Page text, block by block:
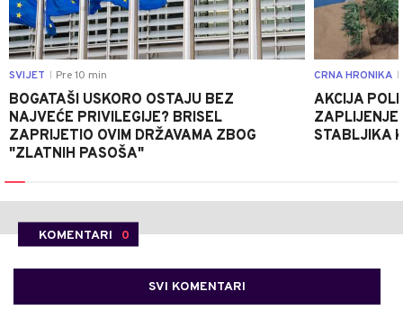
SVIJET Pre 10 min
BOGATAŠI USKORO OSTAJU BEZ
NAJVEĆE PRIVILEGIJE? BRISEL
ZAPRIJETIO OVIM DRŽAVAMA ZBOG
"ZLATNIH PASOŠA"
CRNA HRONIKA
AKCIJA
STABLJIKA
KOMENTARI 0
SVI KOMENTARI